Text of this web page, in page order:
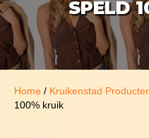
SPELD
Home / Kruikenstad
100% kruik